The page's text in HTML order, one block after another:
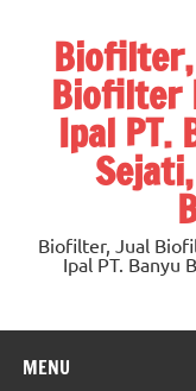
content
Biofilter
Ipal PT.
Biofilter, Jual
Ipal PT. Banyu
MENU